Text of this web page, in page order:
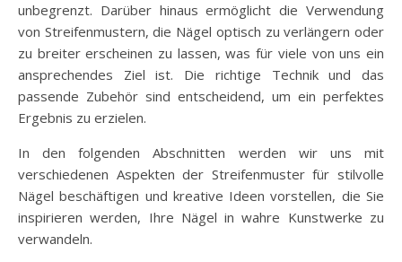
unbegrenzt. Darüber hinaus ermöglicht die Verwendung
von Streifenmustern, die Nägel optisch zu verlängern oder
zu breiter erscheinen zu lassen, was für viele von uns ein
ansprechendes Ziel ist. Die richtige Technik und das
passende Zubehör sind entscheidend, um ein perfektes
Ergebnis zu erzielen.
In den folgenden Abschnitten werden wir uns mit
verschiedenen Aspekten der Streifenmuster für stilvolle
Nägel beschäftigen und kreative Ideen vorstellen, die Sie
inspirieren werden, Ihre Nägel in wahre Kunstwerke zu
verwandeln.